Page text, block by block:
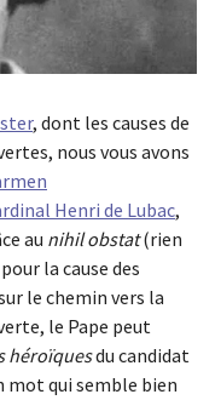
, dont les causes de
nous vous avons
Henri de Lubac,
au nihil obstat(rien
la cause des
le chemin vers la
le Pape peut
héroïquesdu candidat
mot qui semble bien